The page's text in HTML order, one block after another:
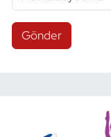
Gönder